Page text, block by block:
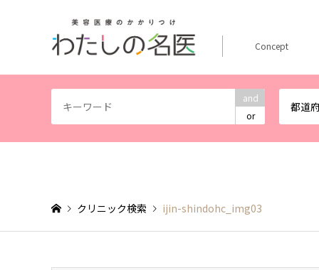
and
or
都道
Concept
クリニック検索 ijin-shindohc_img03